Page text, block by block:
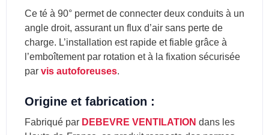
Ce té à 90° permet de connecter deux conduits à un
angle droit, assurant un flux d’air sans perte de
charge. L’installation est rapide et fiable grâce à
l’emboîtement par rotation et à la fixation sécurisée
par vis autoforeuses.
Origine et fabrication :
Fabriqué par DEBEVRE VENTILATION dans les